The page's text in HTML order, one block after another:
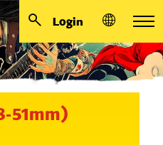
Login
51mm)